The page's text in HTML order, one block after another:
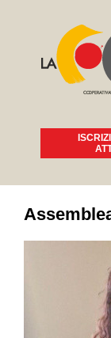
Tu sei qui